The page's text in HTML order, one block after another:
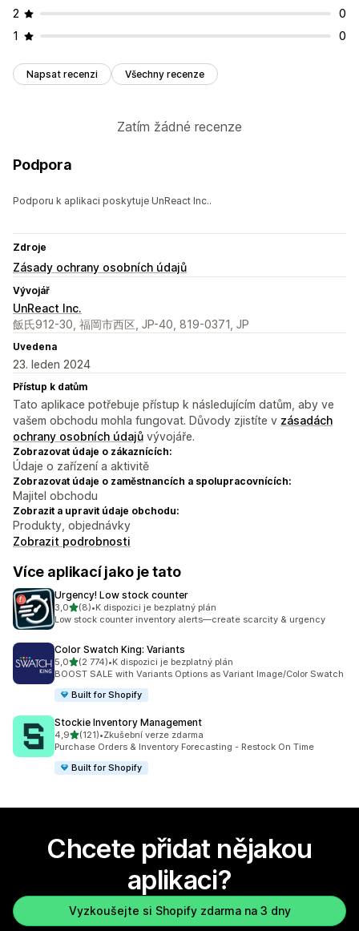
2
0
1
0
Napsat recenzi Všechny recenze
Zatím žádné recenze
Podpora
Podporu k aplikaci poskytuje UnReact Inc..
Zdroje
Zásady ochrany osobních údajů
Vývojář
UnReact Inc.
飯氏912-30, 福岡市西区, JP-40, 819-0371, JP
Uvedena
23. leden 2024
Přístup k datům
Tato aplikace potřebuje přístup k následujícím datům, aby ve
vašem obchodu mohla fungovat. Důvody zjistíte v zásadách
ochrany osobních údajů vývojáře.
Zobrazovat údaje o zákaznících:
Údaje o zařízení a aktivitě
Zobrazovat údaje o zaměstnancích a spolupracovnících:
Majitel obchodu
Zobrazit a upravit údaje obchodu:
Produkty, objednávky
Zobrazit podrobnosti
Více aplikací jako je tato
Urgency! Low stock counter
3,0z 5 hvězd
(8)
Celkový počet recenzí: 8
•K dispozici je bezplatný plán
Low stock counter inventory alerts—create scarcity & urgency
Color Swatch King: Variants
5,0z 5 hvězd
(2 774)
Celkový počet recenzí: 2774
•K dispozici je bezplatný plán
BOOST SALE with Variants Options as Variant Image/Color Swatch
Built for Shopify
Stockie Inventory Management
4,9z 5 hvězd
(121)
Celkový počet recenzí: 121
•Zkušební verze zdarma
Purchase Orders & Inventory Forecasting - Restock On Time
Built for Shopify
Chcete přidat nějakou
aplikaci?
Vyzkoušejte si Shopify zdarma na 3 dny